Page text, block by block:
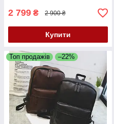
2 799 ₴ 2 900 ₴
Купити
Топ продажів –22%